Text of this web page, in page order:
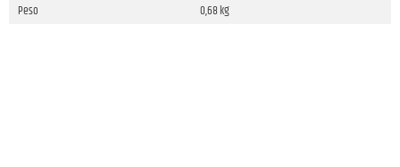
Peso
0,68 kg